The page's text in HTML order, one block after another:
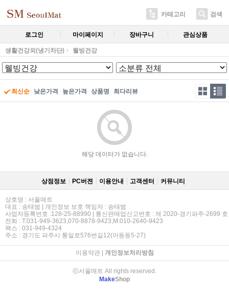
카테고리 검색
로그인 마이페이지 장바구니 관심상품
생활건강외(냉기차단) 웰빙건강
최신순 낮은가격 높은가격 상품명 최다리뷰
해당 데이터가 없습니다.
상점정보 PC버젼 이용안내 고객센터 커뮤니티
상호명 : 서울매트
대표 : 송태범 | 개인정보 보호 책임자 : 송태범
사업자등록번호 :128-25-88990 | 통신판매업신고번호 : 제 2020-경기파주-2699 호
전화 : T:031-949-3623,070-8878-9423,M:010-2640-9423
팩스 : 031-949-4324
주소 : 경기도 파주시 통일로576번길12(아동동5-27)
이용약관| 개인정보처리방침
ⓒ서울매트 All rights reserved.
MakeShop